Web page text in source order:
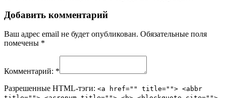
Добавить комментарий
Ваш адрес email не будет опубликован. Обязательные поля
помечены *
Комментарий: *
Разрешенные HTML-тэги: <a href="" title=""> <abbr